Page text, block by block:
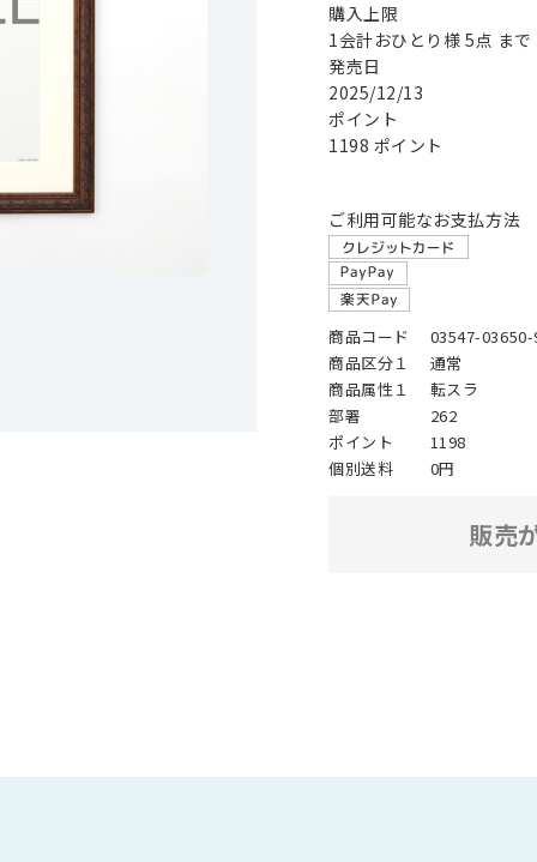
購入上限
1会計おひとり様 5点 まで
発売日
2025/12/13
ポイント
1198 ポイント
ご利用可能なお支払方法
商品コード
03547-
商品区分１
通常
商品属性１
転スラ
部署
262
ポイント
1198
個別送料
0円
販売